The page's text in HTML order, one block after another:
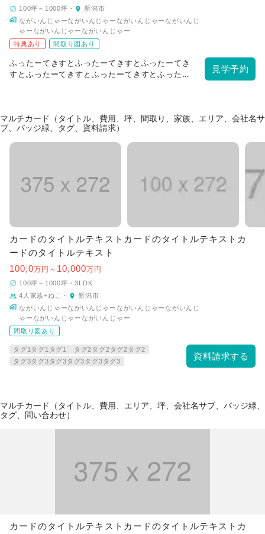
100坪～1000坪 ・
新潟市
ながいんじゃーながいんじゃーながいんじゃーながいんじ
ゃーながいんじゃーながいんじゃー
特典あり
間取り図あり
ふったーてきすとふったーてきすとふったーてき
すとふったーてきすとふったーてきすとふったー
見学予約
マルチカード（タイトル、費用、坪、間取り、家族、エリア、会社名サ
ブ、バッジ緑、タグ、資料請求）
カードのタイトルテキストカードのタイトルテキストカ
ードのタイトルテキスト
100,0万円～ 10,000万円
100坪～1000坪 ・3LDK
4人家族+ねこ
・
新潟市
ながいんじゃーながいんじゃーながいんじゃーながいんじ
ゃーながいんじゃーながいんじゃー
間取り図あり
タグ1タグ1タグ1
タグ2タグ2タグ2タグ2
タグ3タグ3タグ3タグ3タグ3タグ3
資料請求する
マルチカード（タイトル、費用、エリア、坪、会社名サブ、バッジ緑、
タグ、問い合わせ）
カードのタイトルテキストカードのタイトルテキストカ